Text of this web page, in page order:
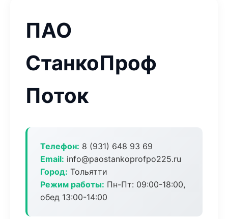
ПАО
СтанкоПроф
Поток
Телефон: 8 (931) 648 93 69
Email: info@paostankoprofpo225.ru
Город: Тольятти
Режим работы: Пн-Пт: 09:00-18:00,
обед 13:00-14:00